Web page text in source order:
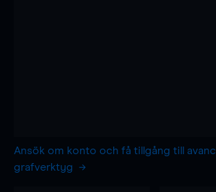
Ansök om konto och få tillgång till
grafverktyg